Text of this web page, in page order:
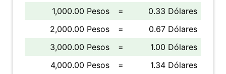
1,000.00 Pesos =
0.33 Dólares
2,000.00 Pesos
=
0.67 Dólares
3,000.00 Pesos
=
1.00 Dólares
4,000.00 Pesos
=
1.34 Dólares